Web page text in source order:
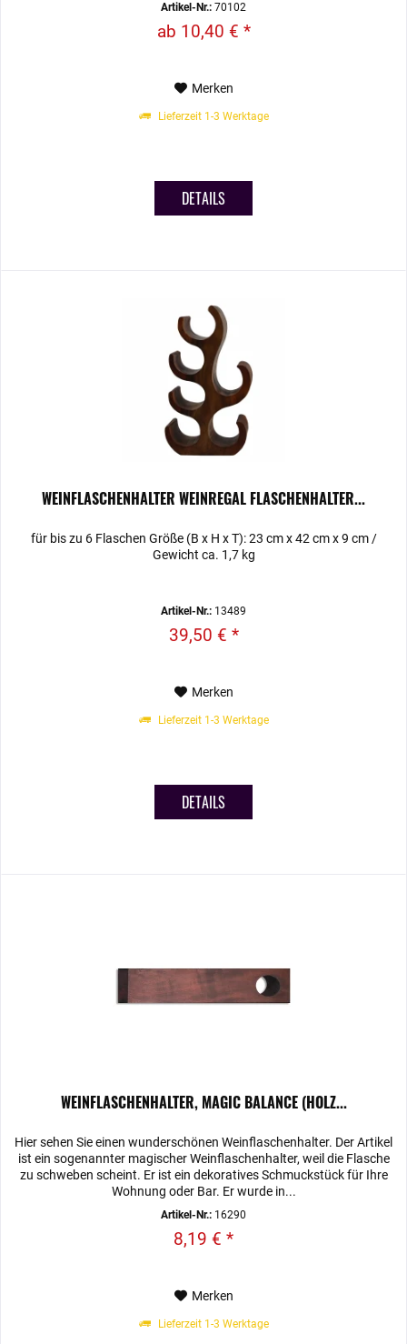
Artikel-Nr.: 70102
ab 10,40 € *
Merken
Lieferzeit 1-3 Werktage
DETAILS
WEINFLASCHENHALTER WEINREGAL FLASCHENHALTER...
für bis zu 6 Flaschen Größe (B x H x T): 23 cm x 42 cm x 9 cm /
Gewicht ca. 1,7 kg
Artikel-Nr.: 13489
39,50 € *
Merken
Lieferzeit 1-3 Werktage
DETAILS
WEINFLASCHENHALTER, MAGIC BALANCE (HOLZ...
Hier sehen Sie einen wunderschönen Weinflaschenhalter. Der Artikel
ist ein sogenannter magischer Weinflaschenhalter, weil die Flasche
zu schweben scheint. Er ist ein dekoratives Schmuckstück für Ihre
Wohnung oder Bar. Er wurde in...
Artikel-Nr.: 16290
8,19 € *
Merken
Lieferzeit 1-3 Werktage